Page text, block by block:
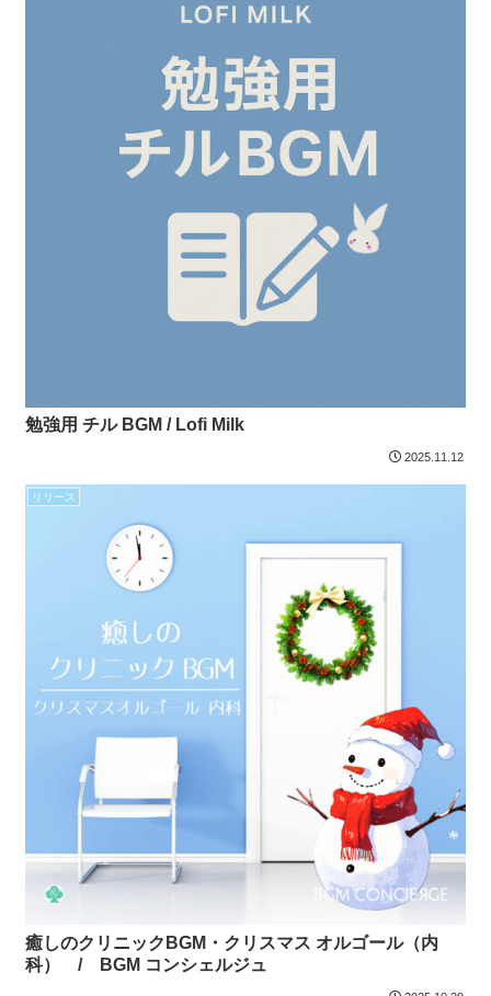
勉強用 チル BGM / Lofi Milk
2025.11.12
リリース
癒しのクリニックBGM・クリスマス オルゴール（内
科） / BGM コンシェルジュ